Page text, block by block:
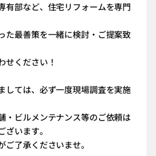
有部など、住宅リフォームを専門
た最善策を一緒に検討・ご提案致
せください！
しては、必ず一度現場調査を実施
・ビルメンテナンス等のご依頼は
います。
了承くださいませ。